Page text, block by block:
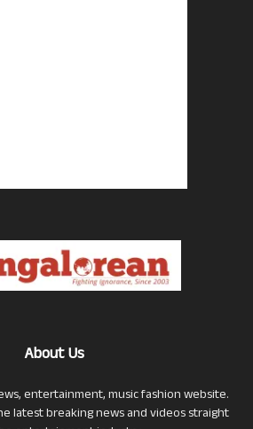
About Us
entertainment, music fashion website.
latest breaking news and videos straight